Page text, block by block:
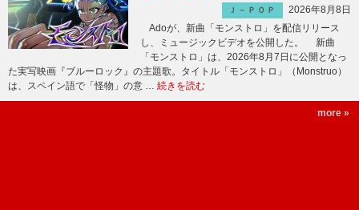
Ｊ－ＰＯＰ
2026年8月8日
Adoが、新曲「モンストロ」を配信リリース
し、ミュージックビデオを公開した。 新曲
「モンストロ」は、2026年8月7日に公開となっ
た実写映画『ブルーロック』の主題歌。タイトル「モンストロ」（Monstruo）
は、スペイン語で「怪物」の意 … 続きを読む
more »